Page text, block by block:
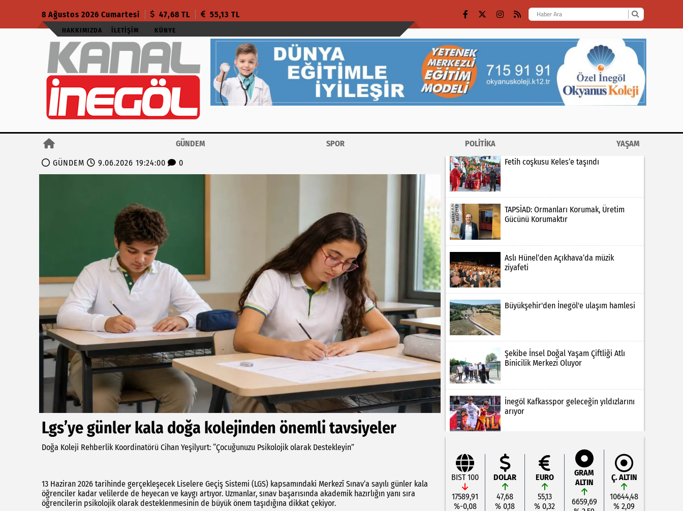
8 Ağustos 2026 Cumartesi 47,68 TL 55,13 TL
HAKKIMIZDA İLETIŞIM KÜNYE
GÜNDEM SPOR POLİTİKA
YAŞAM
GÜNDEM
9.06.2026 19:24:00 0
Lgs’ye günler kala doğa kolejinden önemli tavsiyeler
Doğa Koleji Rehberlik Koordinatörü Cihan Yeşilyurt: “Çocuğunuzu Psikolojik olarak Destekleyin”
13 Haziran 2026 tarihinde gerçekleşecek Liselere Geçiş Sistemi (LGS) kapsamındaki Merkezî Sınav’a sayılı günler kala
öğrenciler kadar velilerde de heyecan ve kaygı artıyor. Uzmanlar, sınav başarısında akademik hazırlığın yanı sıra
öğrencilerin psikolojik olarak desteklenmesinin de büyük önem taşıdığına dikkat çekiyor.
Fetih coşkusu Keles’e taşındı
TAPSİAD: Ormanları Korumak, Üretim
Gücünü Korumaktır
Aslı Hünel’den Açıkhava’da müzik
ziyafeti
Büyükşehir'den İnegöl'e ulaşım hamlesi
Şekibe İnsel Doğal Yaşam Çiftliği Atlı
Binicilik Merkezi Oluyor
İnegöl Kafkasspor geleceğin yıldızlarını
arıyor
BIST 100
17589,91
%-0,08
DOLAR
47,68
% 0,18
EURO
55,13
% 0,32
GRAM
ALTIN
6659,69
Ç. ALTIN
10644,48
% 2,09